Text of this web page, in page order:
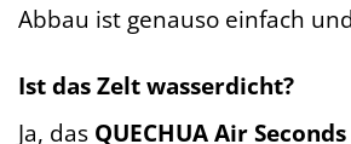
Abbau ist genauso einfach
Ist das Zelt wasserdicht?
Ja, das QUECHUA Air